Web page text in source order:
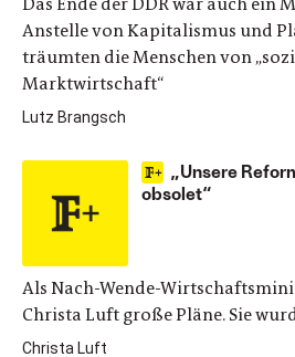
Anstelle von Kapitalismus und
träumten die Menschen von
Marktwirtschaft“
Lutz Brangsch
„Unsere
obsolet“
Als Nach-Wende-
Christa Luft große Pläne. Sie
Christa Luft